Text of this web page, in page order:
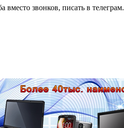
вместо звонков, писать в телеграм.